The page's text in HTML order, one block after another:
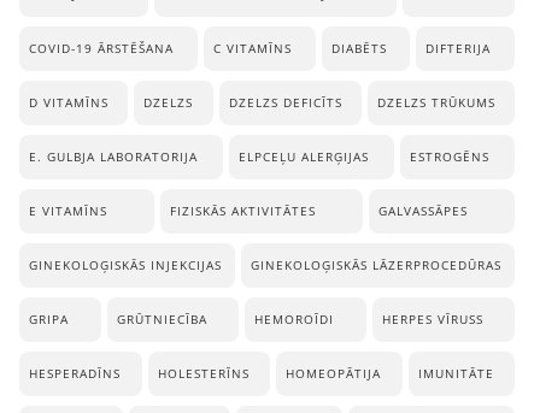
COVID-19 ĀRSTĒŠANA C VITAMĪNS DIABĒTS DIFTERIJA
D VITAMĪNS DZELZS DZELZS DEFICĪTS DZELZS TRŪKUMS
E. GULBJA LABORATORIJA ELPCEĻU ALERĢIJAS ESTROGĒNS
E VITAMĪNS FIZISKĀS AKTIVITĀTES GALVASSĀPES
GINEKOLOĢISKĀS INJEKCIJAS GINEKOLOĢISKĀS LĀZERPROCEDŪRAS
GRIPA GRŪTNIECĪBA HEMOROĪDI HERPES VĪRUSS
HESPERADĪNS HOLESTERĪNS HOMEOPĀTIJA IMUNITĀTE